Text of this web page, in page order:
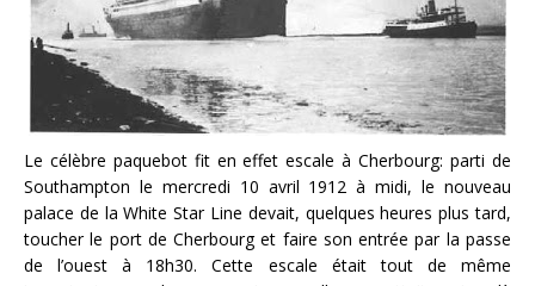
Le célèbre paquebot fit en effet escale à Cherbourg: parti de
Southampton le mercredi 10 avril 1912 à midi, le nouveau
palace de la White Star Line devait, quelques heures plus tard,
toucher le port de Cherbourg et faire son entrée par la passe
de l’ouest à 18h30. Cette escale était tout de même